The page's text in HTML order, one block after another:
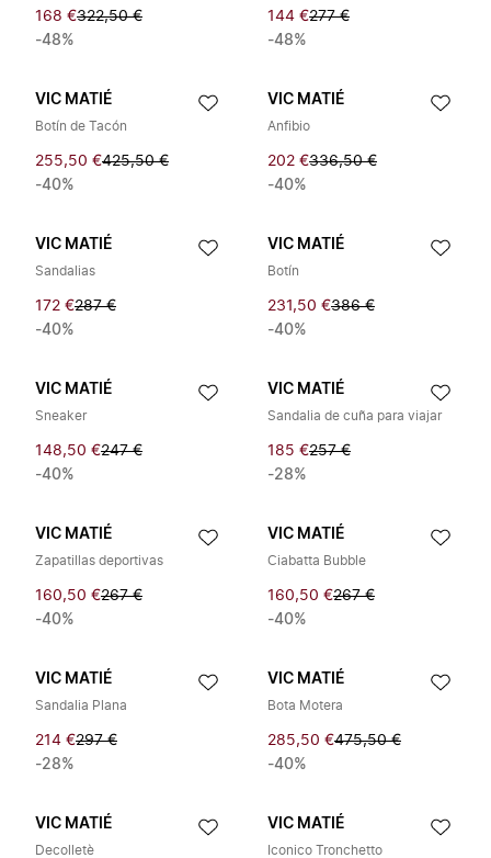
168 €322,50 €
-48%
144 €277 €
-48%
VIC MATIÉ
Botín de Tacón
255,50 €425,50 €
-40%
VIC MATIÉ
Anfibio
202 €336,50 €
-40%
VIC MATIÉ
Sandalias
172 €287 €
-40%
VIC MATIÉ
Botín
231,50 €386 €
-40%
VIC MATIÉ
Sneaker
148,50 €247 €
-40%
VIC MATIÉ
Sandalia de cuña para viajar
185 €257 €
-28%
VIC MATIÉ
Zapatillas deportivas
160,50 €267 €
-40%
VIC MATIÉ
Ciabatta Bubble
160,50 €267 €
-40%
VIC MATIÉ
Sandalia Plana
214 €297 €
-28%
VIC MATIÉ
Bota Motera
285,50 €475,50 €
-40%
VIC MATIÉ
Decolletè
VIC MATIÉ
Iconico Tronchetto